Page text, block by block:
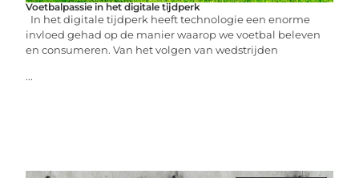
Voetbalpassie in het digitale tijdperk
In het digitale tijdperk heeft technologie een enorme
invloed gehad op de manier waarop we voetbal beleven
en consumeren. Van het volgen van wedstrijden
...